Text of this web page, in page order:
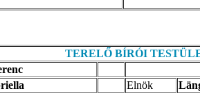
TERELŐ BÍRÓI
Elnök